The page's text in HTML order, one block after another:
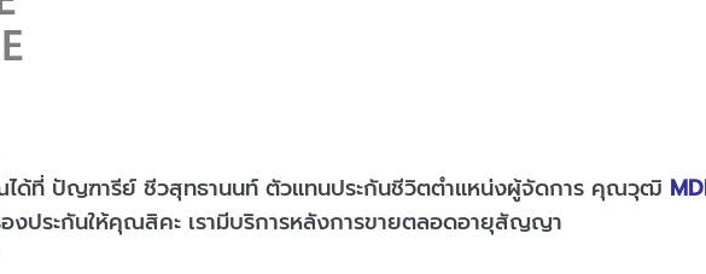
ได้ที่ ปัญฑารีย์ ชีวสุทธานนท์ ตัวแทนประกันชีวิตตำแหน่งผู้จัดการ คุณวุฒิ
งประกันให้คุณสิคะ เรามีบริการหลังการขายตลอดอายุสัญญา